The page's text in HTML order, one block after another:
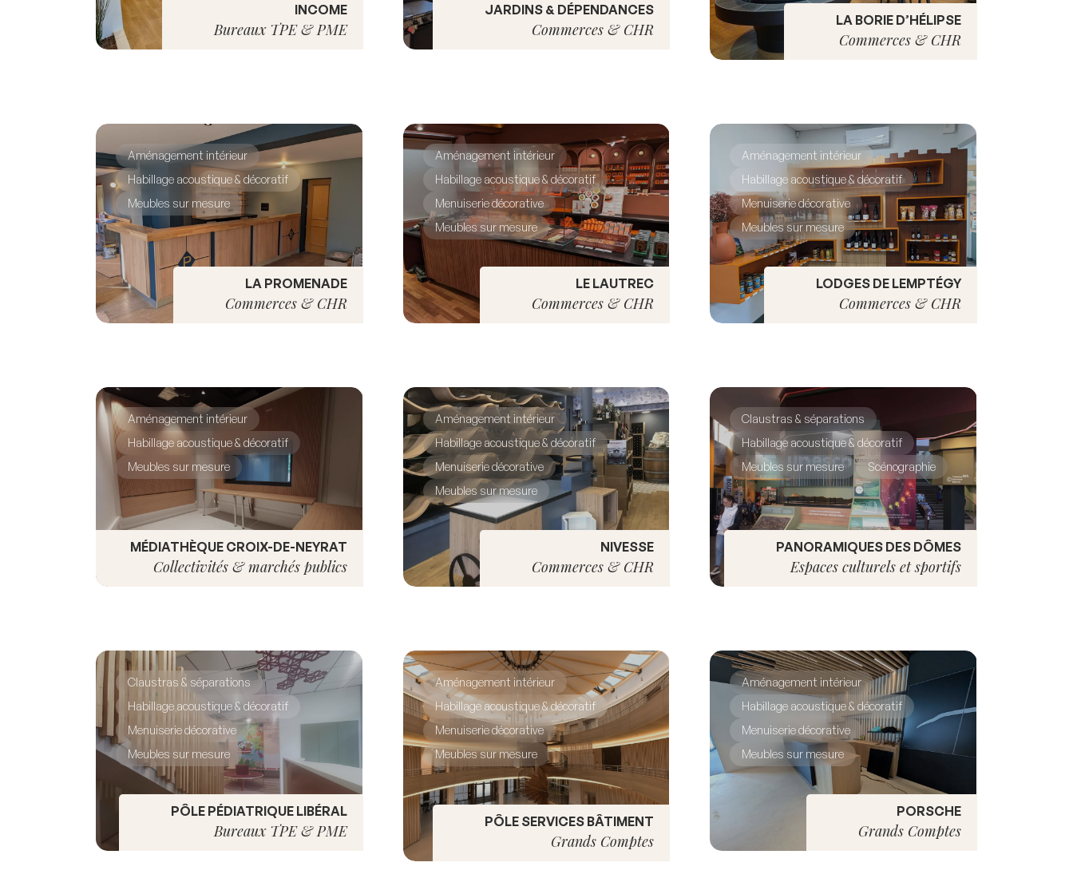
INCOME
Bureaux TPE & PME
JARDINS & DÉPENDANCES
Commerces & CHR LA BORIE D’HÉLIPSE
Commerces & CHR
Aménagement intérieur
Habillage acoustique & décoratif
Meubles sur mesure
LA PROMENADE
Commerces & CHR
Aménagement intérieur
Habillage acoustique & décoratif
Menuiserie décorative
Meubles sur mesure
LE LAUTREC
Commerces & CHR
Aménagement intérieur
Habillage acoustique & décoratif
Menuiserie décorative
Meubles sur mesure
LODGES DE LEMPTÉGY
Commerces & CHR
Aménagement intérieur
Habillage acoustique & décoratif
Meubles sur mesure
MÉDIATHÈQUE CROIX-DE-NEYRAT
Collectivités & marchés publics
Aménagement intérieur
Habillage acoustique & décoratif
Menuiserie décorative
Meubles sur mesure
NIVESSE
Commerces & CHR
Claustras & séparations
Habillage acoustique & décoratif
Meubles sur mesure
Scénographie
PANORAMIQUES DES DÔMES
Espaces culturels et sportifs
Claustras & séparations
Habillage acoustique & décoratif
Menuiserie décorative
Meubles sur mesure
PÔLE PÉDIATRIQUE LIBÉRAL
Bureaux TPE & PME
Aménagement intérieur
Habillage acoustique & décoratif
Menuiserie décorative
Meubles sur mesure
PÔLE SERVICES BÂTIMENT
Grands Comptes
Aménagement intérieur
Habillage acoustique & décoratif
Menuiserie décorative
Meubles sur mesure
PORSCHE
Grands Comptes